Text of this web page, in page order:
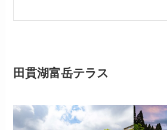
田貫湖富岳テラス